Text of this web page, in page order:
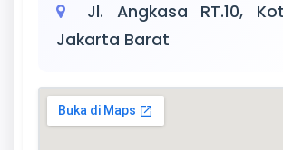
Jl. Angkasa RT.10,
Jakarta Barat